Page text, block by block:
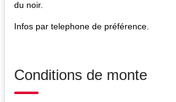
du noir.
Infos par telephone de préférence.
Conditions de monte